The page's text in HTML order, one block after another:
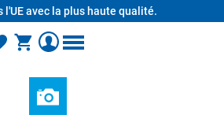
l'UE avec la plus haute qualité.